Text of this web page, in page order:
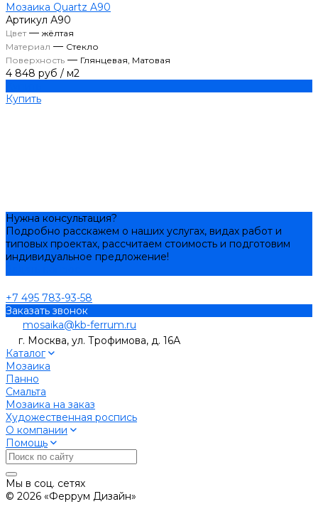
Мозаика Quartz A90
Артикул А90
Цвет— жёлтая
Материал — Стекло
Поверхность — Глянцевая, Матовая
4 848 руб / м2
Купить
Нужна консультация?
Подробно расскажем о наших услугах, видах работ и
типовых проектах, рассчитаем стоимость и подготовим
индивидуальное предложение!
+7 495 783-93-58
Заказать звонок
mosaika@kb-ferrum.ru
г. Москва, ул. Трофимова, д. 16А
Каталог
Мозаика
Панно
Смальта
Мозаика на заказ
Художественная роспись
О компании
Помощь
Мы в соц. сетях
© 2026 «Феррум Дизайн»